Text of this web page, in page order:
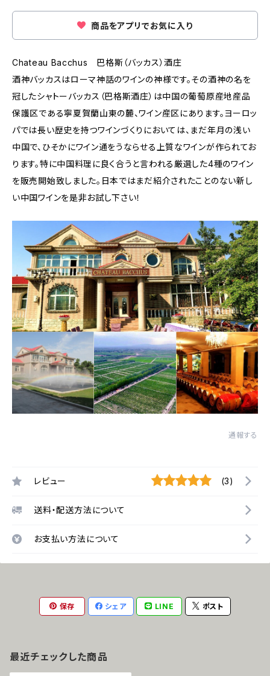
商品をアプリでお気に入り
Chateau Bacchus 巴格斯（バッカス）酒庄
酒神バッカスはローマ神話のワインの神様です。その酒神の名を
冠したシャトーバッカス（巴格斯酒庄）は中国の葡萄原産地産品
保護区である寧夏賀蘭山東の麓、ワイン産区にあります。ヨーロッ
パでは長い歴史を持つワインづくりにおいては、まだ年月の浅い
中国で、ひそかにワイン通をうならせる上質なワインが作られてお
ります。特に中国料理に良く合うと言われる厳選した4種のワイン
を販売開始致しました。日本ではまだ紹介されたことのない新し
い中国ワインを是非お試し下さい！
通報する
レビュー (3)
送料・配送方法について
お支払い方法について
保存 シェア LINE ポスト
最近チェックした商品